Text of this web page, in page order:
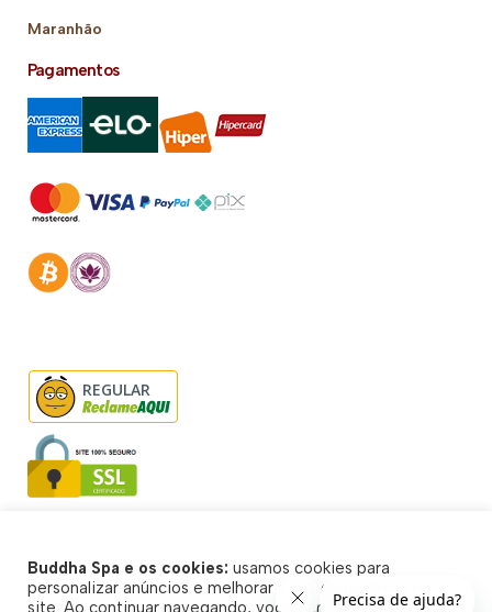
Maranhão
Pagamentos
REGULAR
© Buddha Spa 2026 - Todos direitos reservados
Buddha Spa e os cookies: usamos cookies para
personalizar anúncios e melhorar a sua experiência no
site. Ao continuar navegando, você concorda com a